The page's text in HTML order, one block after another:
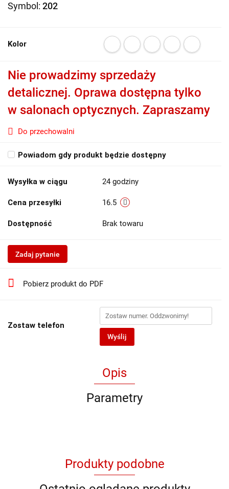
Symbol: 202
Kolor
Nie prowadzimy sprzedaży
detalicznej. Oprawa dostępna tylko
w salonach optycznych. Zapraszamy
Do przechowalni
Powiadom gdy produkt będzie dostępny
Wysyłka w ciągu 24 godziny
Cena przesyłki 16.5
Dostępność Brak towaru
Zadaj pytanie
Pobierz produkt do PDF
Zostaw telefon
Wyślij
Opis
Parametry
Produkty podobne